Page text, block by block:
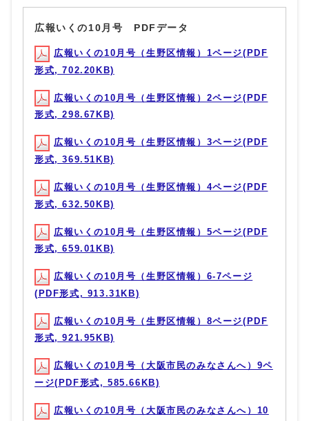
広報いくの10月号 PDFデータ
広報いくの10月号（生野区情報）1ページ(PDF
形式, 702.20KB)
広報いくの10月号（生野区情報）2ページ(PDF
形式, 298.67KB)
広報いくの10月号（生野区情報）3ページ(PDF
形式, 369.51KB)
広報いくの10月号（生野区情報）4ページ(PDF
形式, 632.50KB)
広報いくの10月号（生野区情報）5ページ(PDF
形式, 659.01KB)
広報いくの10月号（生野区情報）6-7ページ
(PDF形式, 913.31KB)
広報いくの10月号（生野区情報）8ページ(PDF
形式, 921.95KB)
広報いくの10月号（大阪市民のみなさんへ）9ペ
ージ(PDF形式, 585.66KB)
広報いくの10月号（大阪市民のみなさんへ）10